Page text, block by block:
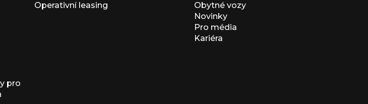
Operativní leasing
Obytné vozy
Novinky
Pro média
Kariéra
pro